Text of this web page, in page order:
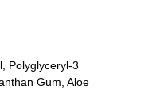
Polyglyceryl-3
Gum, Aloe